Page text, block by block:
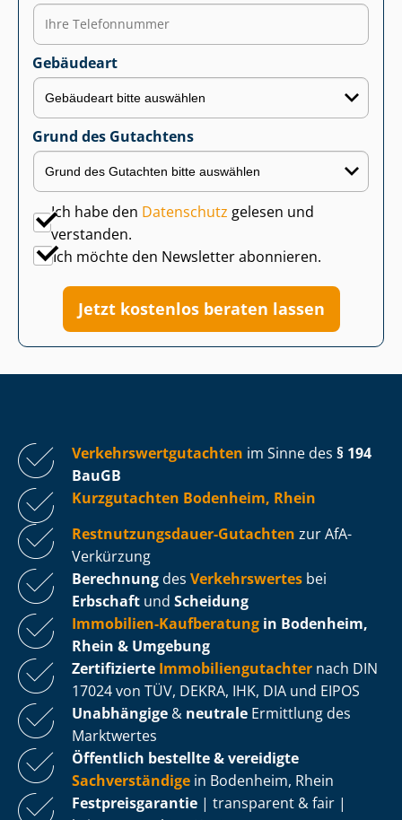
Gebäudeart
Grund des Gutachtens
Ich habe den Datenschutz gelesen und
verstanden.
Ich möchte den Newsletter abonnieren.
Jetzt kostenlos beraten lassen
Ver­kehrs­wert­gut­ach­ten im Sinne des § 194
BauGB
Kurzgutachten Bodenheim, Rhein
Rest­nut­zungs­dau­er-Gutachten zur AfA-
Verkürzung
Berechnung des Verkehrswertes bei
Erbschaft und Scheidung
Immobilien-Kaufberatung in Bodenheim,
Rhein & Umgebung
Zertifizierte Im­mo­bi­li­en­gut­ach­ter nach DIN
17024 von TÜV, DEKRA, IHK, DIA und EIPOS
Unabhängige & neutrale Ermittlung des
Marktwertes
Öffentlich bestellte & vereidigte
Sachverständige in Bodenheim, Rhein
Fest­preis­ga­ran­tie | transparent & fair |